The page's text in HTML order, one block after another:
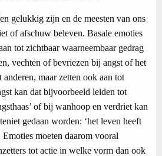
gelukkig zijn en de meesten van ons
of afschuw beleven. Basale emoties
tot zichtbaar waarneembaar gedrag
vechten of bevriezen bij angst of het
maar zetten ook aan tot
kan dat bijvoorbeeld leiden tot
of bij wanhoop en verdriet kan
gedaan worden: ‘het leven heeft
moeten daarom vooral
tot actie in welke vorm dan ook